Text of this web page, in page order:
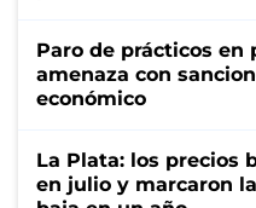
Paro de prácticos en
amenaza con
económico
La Plata: los precios
en julio y marcaron